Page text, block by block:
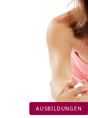
AUSBILDUNGEN